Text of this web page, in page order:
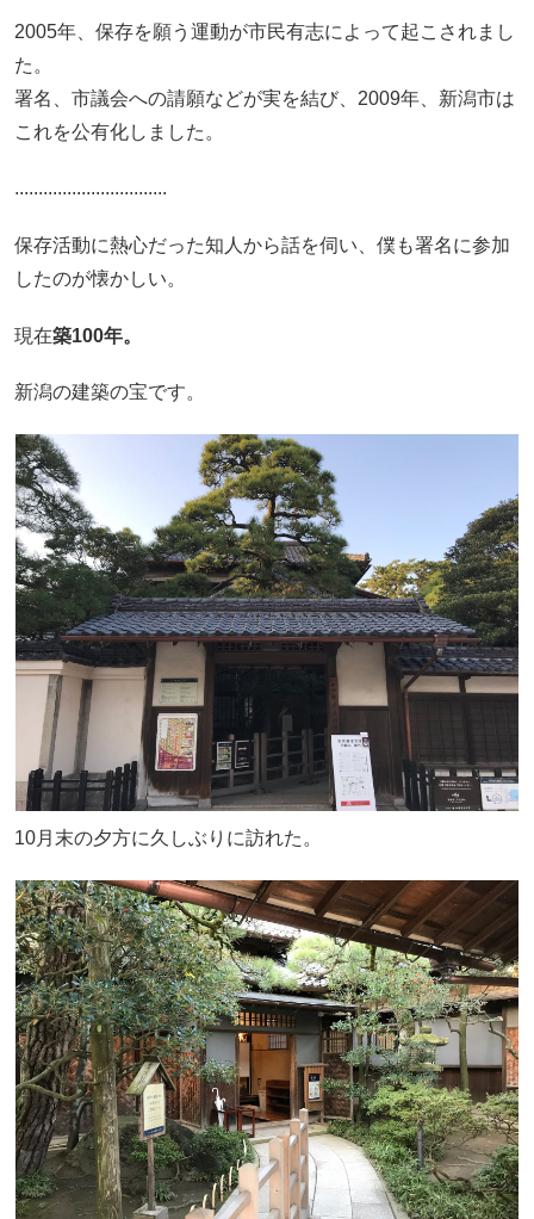
2005年、保存を願う運動が市民有志によって起こされまし
た。
署名、市議会への請願などが実を結び、2009年、新潟市は
これを公有化しました。
................................
保存活動に熱心だった知人から話を伺い、僕も署名に参加
したのが懐かしい。
現在築100年。
新潟の建築の宝です。
10月末の夕方に久しぶりに訪れた。